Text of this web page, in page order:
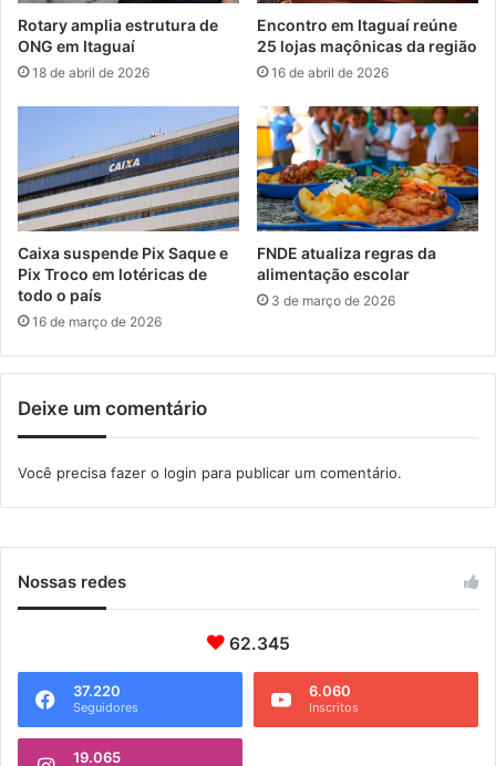
n
o
t
e
i
n
a
n
e
s
t
q
i
a
e
r
a
d
d
e
t
a
l
Rotary amplia estrutura de
ONG em Itaguaí
18 de abril de 2026
Encontro em Itaguaí reúne
25 lojas maçônicas da região
16 de abril de 2026
Caixa suspende Pix Saque e
Pix Troco em lotéricas de
todo o país
16 de março de 2026
FNDE atualiza regras da
alimentação escolar
3 de março de 2026
Deixe um comentário
Você precisa fazer o login para publicar um comentário.
Nossas redes
62.345
37.220
Seguidores
6.060
Inscritos
19.065